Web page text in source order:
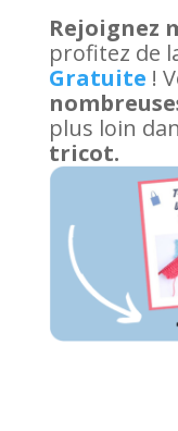
Rejoignez
profitez de
Gratuite !
plus loin
tricot.